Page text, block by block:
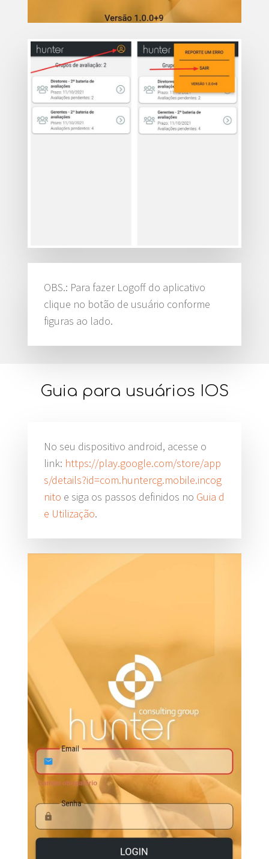
OBS.: Para fazer Logoff do aplicativo
clique no botão de usuário conforme
figuras ao lado.
Guia para usuários IOS
No seu dispositivo android, acesse o
link: https://play.google.com/store/app
s/details?id=com.huntercg.mobile.incog
nito e siga os passos definidos no Guia d
e Utilização.